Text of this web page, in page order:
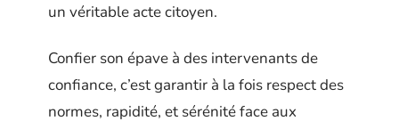
un véritable acte citoyen.
Confier son épave à des intervenants de
confiance, c’est garantir à la fois respect des
normes, rapidité, et sérénité face aux